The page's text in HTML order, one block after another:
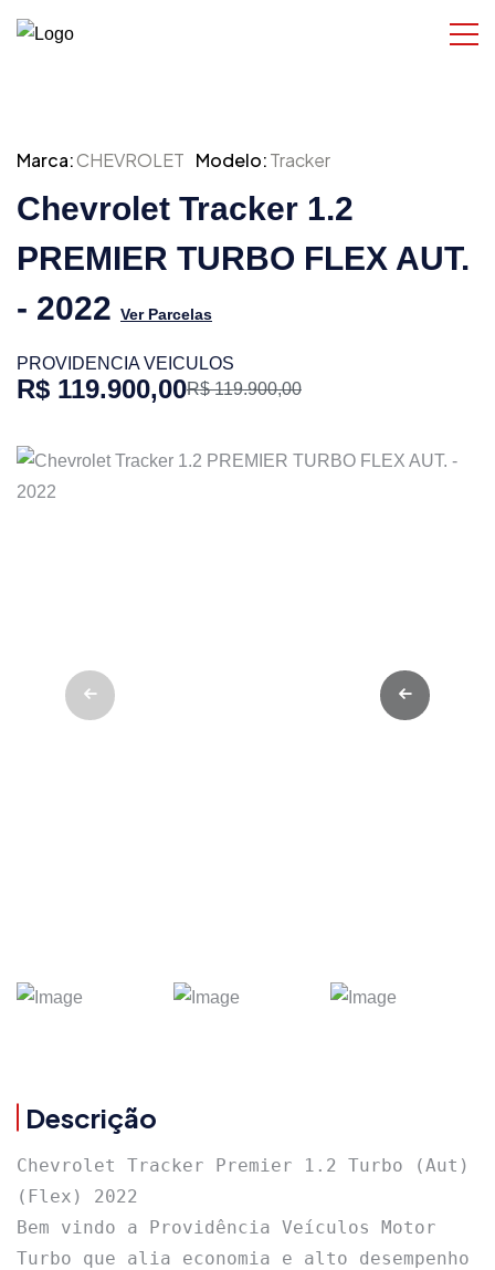
Marca:CHEVROLET Modelo:Tracker
Chevrolet Tracker 1.2
PREMIER TURBO FLEX AUT.
- 2022 Ver Parcelas
PROVIDENCIA VEICULOS
R$ 119.900,00R$ 119.900,00
Descrição
Chevrolet Tracker Premier 1.2 Turbo (Aut)
(Flex) 2022
Bem vindo a Providência Veículos Motor
Turbo que alia economia e alto desempenho